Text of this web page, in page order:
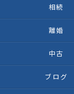
相続
離婚
中古
ブログ